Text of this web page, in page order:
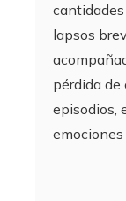
lapsos
pérdida de
episodios,